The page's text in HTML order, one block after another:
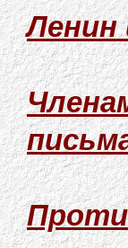
Ленин